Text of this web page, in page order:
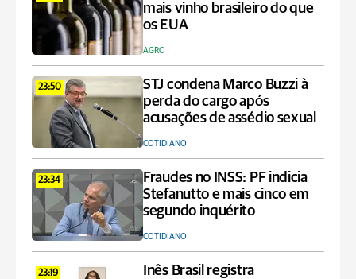
mais vinho brasileiro do que
os EUA
AGRO
23:50
STJ condena Marco Buzzi à
perda do cargo após
acusações de assédio sexual
COTIDIANO
23:34
Fraudes no INSS: PF indicia
Stefanutto e mais cinco em
segundo inquérito
COTIDIANO
23:19
Inês Brasil registra